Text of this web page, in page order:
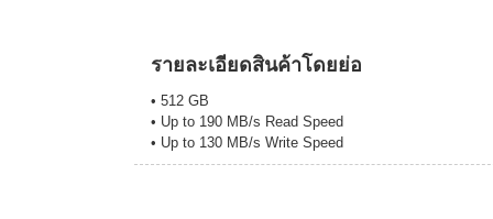
รายละเอียดสินค้าโดยย่อ
• 512 GB
• Up to 190 MB/s Read Speed
• Up to 130 MB/s Write Speed